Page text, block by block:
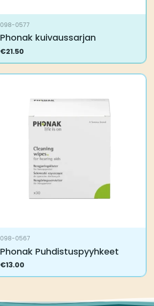
098-0577
Phonak kuivaussarjan
€21.50
098-0567
Phonak Puhdistuspyyhkeet
€13.00